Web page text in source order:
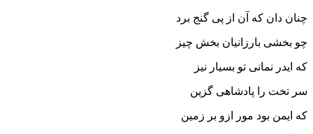
چنان دان که آن از پى گنج برد
چو بخشى بارزانیان بخش چیز
که ایدر نمانى تو بسیار نیز
سر تخت را پادشاهى گزین
که ایمن بود مور ازو بر زمین‏